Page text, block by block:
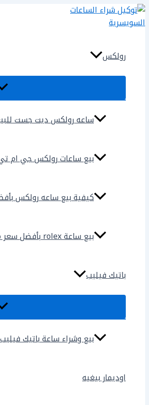
تخطي
إلى
المحتوى
رولكس
ساعه رولكس ديت جست للبيع
بيع ساعات رولكس جي ام تي
كيفية بيع ساعه رولكس
بيع ساعة rolex بأفضل سعر مع توكيل شراء لعام 2025
باتيك فيليب
بيع وشراء ساعة باتيك فيليب
اوديمار بيغيه